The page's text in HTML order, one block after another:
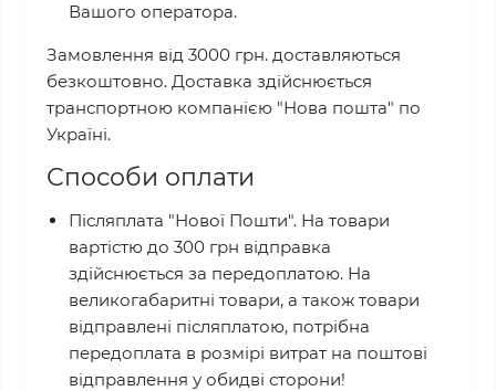
Вашого оператора.
Замовлення від 3000 грн. доставляються
безкоштовно. Доставка здійснюється
транспортною компанією "Нова пошта" по
Україні.
Способи оплати
Післяплата "Нової Пошти". На товари
вартістю до 300 грн відправка
здійснюється за передоплатою. На
великогабаритні товари, а також товари
відправлені післяплатою, потрібна
передоплата в розмірі витрат на поштові
відправлення у обидві сторони!